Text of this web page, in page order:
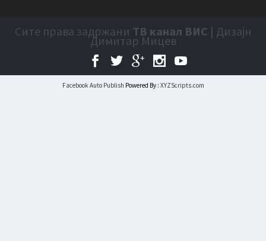
Сите права задржани ТВ канал ВИС | Дизајн
Димитар Мицев
Facebook Auto Publish Powered By : XYZScripts.com